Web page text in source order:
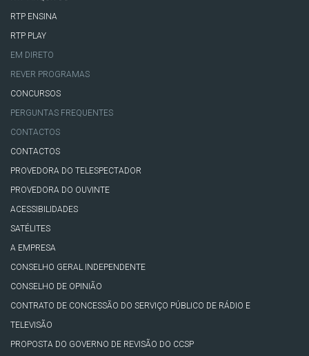
RTP ENSINA
RTP PLAY
EM DIRETO
REVER PROGRAMAS
CONCURSOS
PERGUNTAS FREQUENTES
CONTACTOS
CONTACTOS
PROVEDORA DO TELESPECTADOR
PROVEDORA DO OUVINTE
ACESSIBILIDADES
SATÉLITES
A EMPRESA
CONSELHO GERAL INDEPENDENTE
CONSELHO DE OPINIÃO
CONTRATO DE CONCESSÃO DO SERVIÇO PÚBLICO DE RÁDIO E
TELEVISÃO
PROPOSTA DO GOVERNO DE REVISÃO DO CCSP